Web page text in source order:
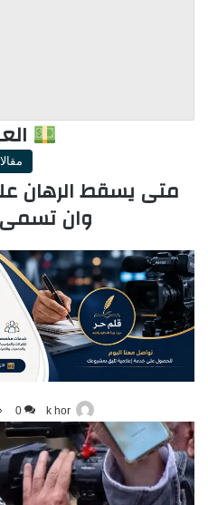
متى يسقط الرهان
وان تسمى
k hor
0